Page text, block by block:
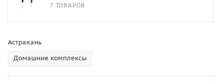
7 ТОВАРОВ
Астрахань
Домашние комплексы